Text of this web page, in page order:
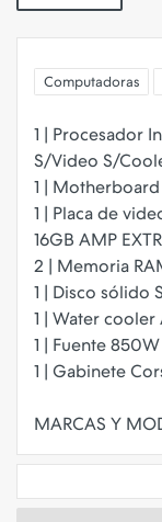
Computadoras
1 | Procesador
S/Video S/
1 | Motherboard
1 | Placa de
16GB AMP
2 | Memoria
1 | Disco sólido
1 | Water cooler
1 | Fuente
1 | Gabinete